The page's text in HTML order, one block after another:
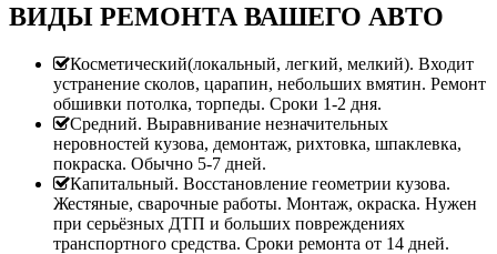
ВИДЫ РЕМОНТА ВАШЕГО АВТО
Косметический(локальный, легкий, мелкий). Входит
устранение сколов, царапин, небольших вмятин. Ремонт
обшивки потолка, торпеды. Сроки 1-2 дня.
Средний. Выравнивание незначительных
неровностей кузова, демонтаж, рихтовка, шпаклевка,
покраска. Обычно 5-7 дней.
Капитальный. Восстановление геометрии кузова.
Жестяные, сварочные работы. Монтаж, окраска. Нужен
при серьёзных ДТП и больших повреждениях
транспортного средства. Сроки ремонта от 14 дней.